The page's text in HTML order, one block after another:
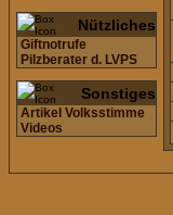
Nützliches
Giftnotrufe
Pilzberater d. LVPS
Sonstiges
Artikel Volksstimme
Videos